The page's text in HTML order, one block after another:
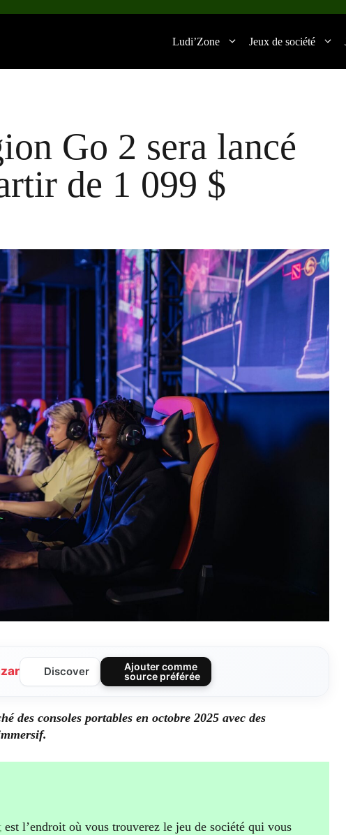
Ludi’Zone Jeux de société
Go 2 sera lancé
de 1 099 $
Discover
Ajouter comme
source préférée
des consoles portables en octobre 2025 avec des
est l’endroit où vous trouverez le jeu de société qui vous